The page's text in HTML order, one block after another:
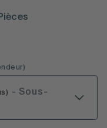
)
- Sous-